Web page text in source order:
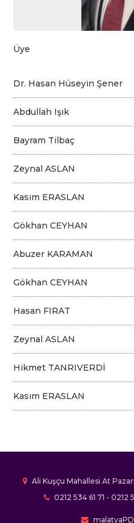
Üye
Dr. Hasan Hüseyin Şener
Abdullah Işık
Bayram Tilbaç
Zeynal ASLAN
Kasım ERASLAN
Gökhan CEYHAN
Abuzer KARAMAN
Gökhan CEYHAN
Hasan FIRAT
Zeynal ASLAN
Hikmet TANRIVERDİ
Kasım ERASLAN
Ali Kuşçu Mahallesi At
0212 534 61 71 - 0212